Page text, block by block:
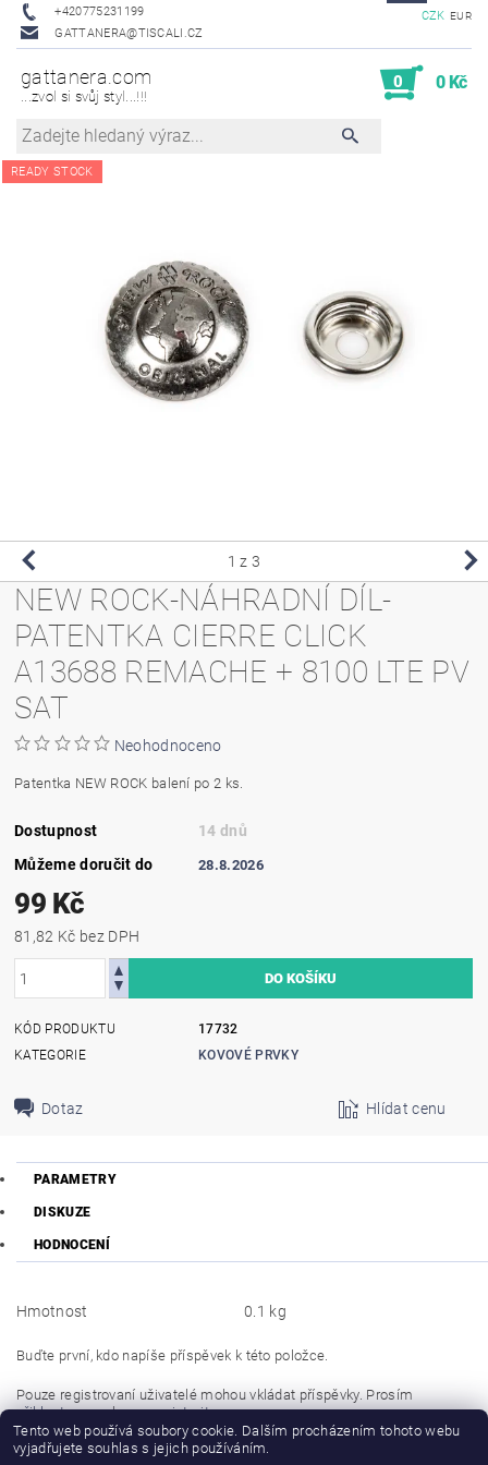
+420775231199
GATTANERA@TISCALI.CZ
CZK EUR
gattanera.com
...zvol si svůj styl...!!!
0 0 Kč
READY STOCK
1 z 3
NEW ROCK-NÁHRADNÍ DÍL-
PATENTKA CIERRE CLICK
A13688 REMACHE + 8100 LTE PV
SAT
Neohodnoceno
Patentka NEW ROCK balení po 2 ks.
Dostupnost
14 dnů
Můžeme doručit do
28.8.2026
99 Kč
81,82 Kč bez DPH
KÓD PRODUKTU
17732
KATEGORIE
KOVOVÉ PRVKY
Dotaz Hlídat cenu
PARAMETRY
DISKUZE
HODNOCENÍ
Hmotnost 0.1 kg
Buďte první, kdo napíše příspěvek k této položce.
Pouze registrovaní uživatelé mohou vkládat příspěvky. Prosím
přihlaste senebo seregistrujte.
Buďte první, kdo napíše příspěvek k této položce.
Tento web používá soubory cookie. Dalším procházením tohoto webu
vyjadřujete souhlas s jejich používáním.